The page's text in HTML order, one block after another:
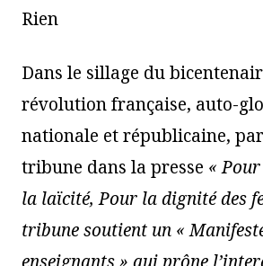
Rien
Dans le sillage du
révolution française, auto-
nationale et républicaine,
tribune dans la presse «
la laïcité, Pour la dignité des
tribune soutient un «
enseignants » qui prône